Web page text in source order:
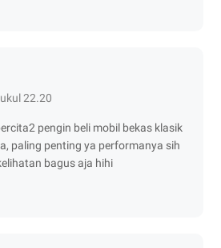
22.20
pengin beli mobil bekas klasik
paling penting ya performanya sih
bagus aja hihi